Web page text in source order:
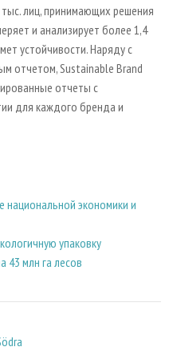
лиц, принимающих решения
и анализирует более 1,4
устойчивости. Наряду с
отчетом, Sustainable Brand
отчеты с
для каждого бренда и
национальной экономики и
упаковку
43 млн га лесов